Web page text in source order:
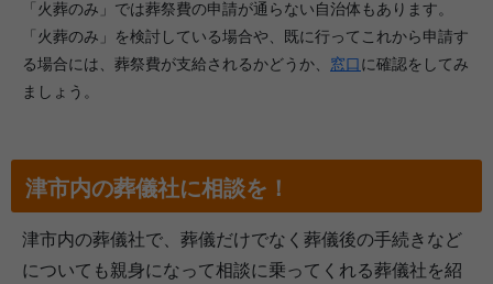
「火葬のみ」では葬祭費の申請が通らない自治体もあります。
「火葬のみ」を検討している場合や、既に行ってこれから申請す
る場合には、葬祭費が支給されるかどうか、 窓口に確認をしてみ
ましょう。
津市内の葬儀社に相談を！
津市内の葬儀社で、葬儀だけでなく葬儀後の手続きなど
についても親身になって相談に乗ってくれる葬儀社を紹